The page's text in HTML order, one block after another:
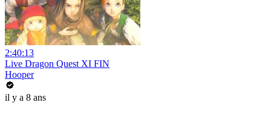
2:40:13
Live Dragon Quest XI FIN
Hooper
il y a 8 ans